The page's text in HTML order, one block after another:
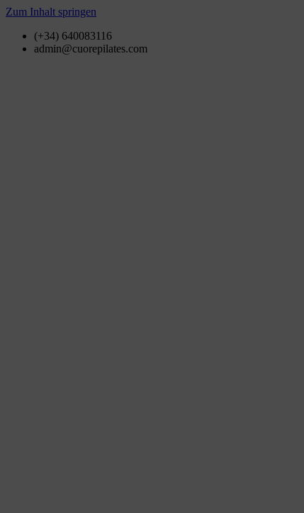
Zum Inhalt springen
(+34) 640083116
admin@cuorepilates.com